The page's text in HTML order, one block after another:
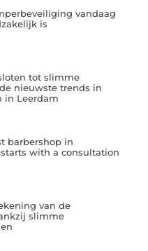
vandaag
is
tot slimme
nieuwste trends in
in Leerdam
barbershop in
with a consultation
van de
slimme